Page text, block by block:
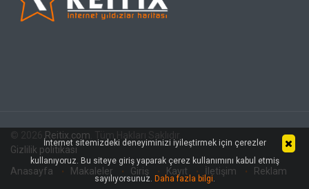
Reitix.com
Gizlilik politikası
Anasayfa
Makaleler Giriş Kayıt İletişim Reklam
İnternet sitemizdeki deneyiminizi iyileştirmek için çerezler
kullanıyoruz. Bu siteye giriş yaparak çerez kullanımını kabul etmiş
sayılıyorsunuz. Daha fazla bilgi.